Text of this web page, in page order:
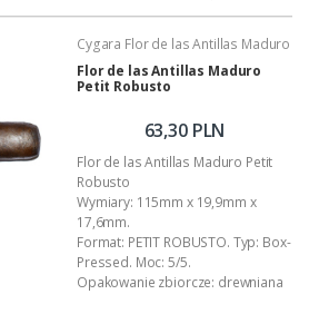
Cygara Flor de las Antillas Maduro
Flor de las Antillas Maduro
Petit Robusto
63,30 PLN
Flor de las Antillas Maduro Petit
Robusto
Wymiary: 115mm x 19,9mm x
17,6mm.
Format: PETIT ROBUSTO. Typ: Box-
Pressed. Moc: 5/5.
Opakowanie zbiorcze: drewniana